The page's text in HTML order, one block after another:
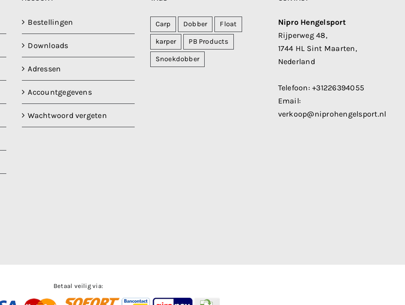
Bestellingen
Downloads
Adressen
Accountgegevens
Wachtwoord vergeten
Carp Dobber Float
karper PB Products
Snoekdobber
Nipro Hengelsport
Rijperweg 48,
1744 HL Sint Maarten,
Nederland
Telefoon:+31226394055
Email:
verkoop@niprohengelsport.nl
Betaal veilig via: